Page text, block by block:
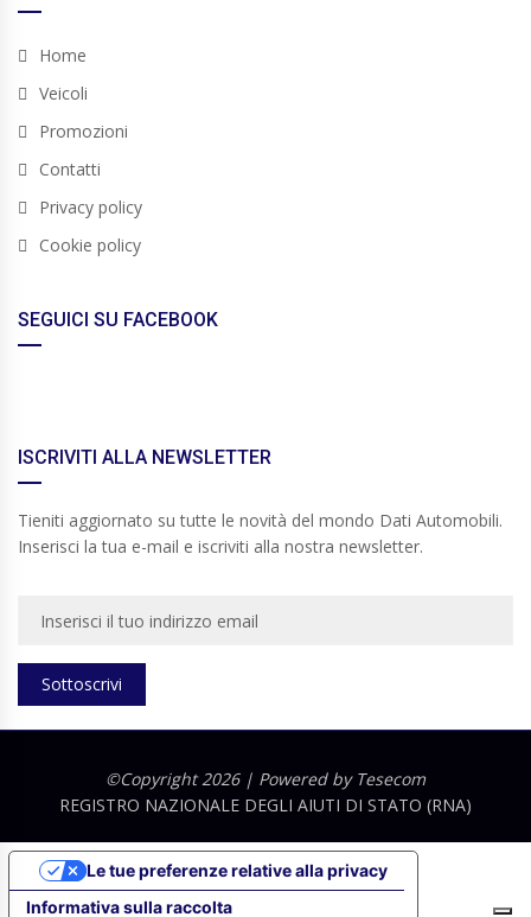
Home
Veicoli
Promozioni
Contatti
Privacy policy
Cookie policy
SEGUICI SU FACEBOOK
ISCRIVITI ALLA NEWSLETTER
Tieniti aggiornato su tutte le novità del mondo Dati Automobili.
Inserisci la tua e-mail e iscriviti alla nostra newsletter.
Sottoscrivi
©Copyright 2026 | Powered by Tesecom
REGISTRO NAZIONALE DEGLI AIUTI DI STATO (RNA)
Informativa sulla raccolta
Le tue preferenze relative alla privacy